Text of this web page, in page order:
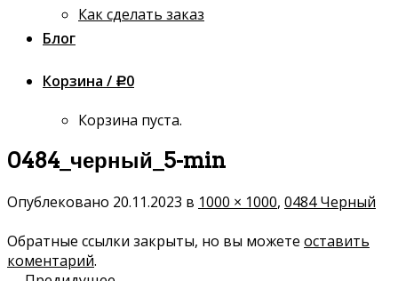
Как сделать заказ
Блог
Корзина / Р0
Корзина пуста.
0484_черный_5-min
Опублековано 20.11.2023 в 1000 × 1000, 0484 Черный
Обратные ссылки закрыты, но вы можете оставить
коментарий.